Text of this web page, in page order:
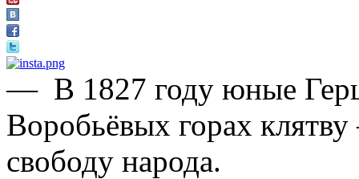
— В 1827 году юные
Воробьёвых горах
свободу народа.